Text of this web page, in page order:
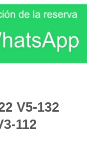
V5-132
112